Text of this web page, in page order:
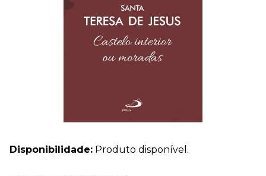
Disponibilidade: Produto disponível.